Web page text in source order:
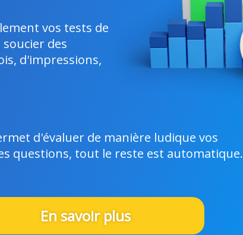
vos tests de
des
d'impressions,
d'évaluer de manière ludique vos
questions, tout le reste est automatique.
En savoir plus